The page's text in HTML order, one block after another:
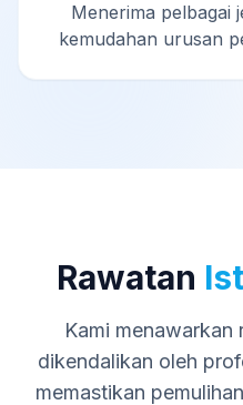
Menerima pelbagai
kemudahan urusan
Rawatan
Kami menawarkan
dikendalikan oleh
memastikan